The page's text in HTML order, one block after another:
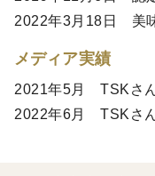
2022年3月18日 美
メディア実績
2021年5月 TSKさ
2022年6月 TSKさ